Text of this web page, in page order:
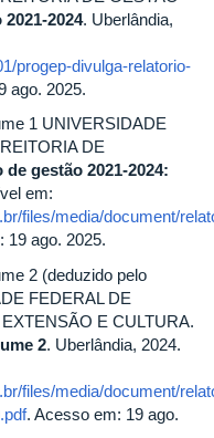
2024. Uberlândia,
progep-divulga-relatorio-
ago. 2025.
1 UNIVERSIDADE
DE
de gestão 2021-2024:
em:
files/media/document/
19 ago. 2025.
2 (deduzido pelo
FEDERAL DE
E CULTURA.
2. Uberlândia, 2024.
files/media/document/
. Acesso em: 19 ago.